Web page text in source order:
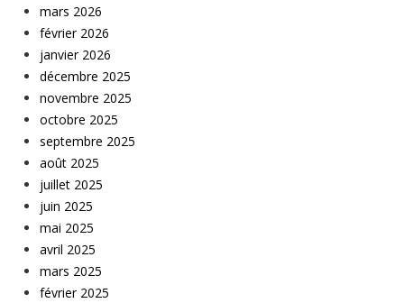
mars 2026
février 2026
janvier 2026
décembre 2025
novembre 2025
octobre 2025
septembre 2025
août 2025
juillet 2025
juin 2025
mai 2025
avril 2025
mars 2025
février 2025